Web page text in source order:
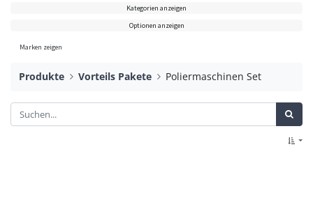
Kategorien anzeigen
Optionen anzeigen
Marken zeigen
Produkte Vorteils Pakete Poliermaschinen Set